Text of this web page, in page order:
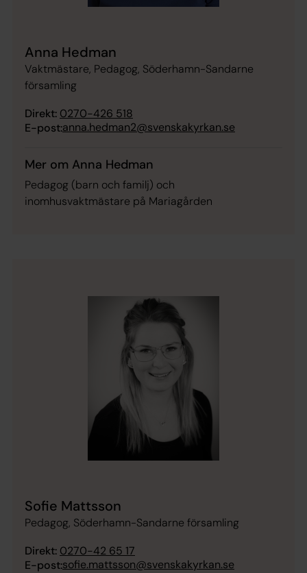
Anna Hedman
Vaktmästare, Pedagog, Söderhamn-Sandarne
församling
Direkt: 0270-426 518
E-post:anna.hedman2@svenskakyrkan.se
Mer om Anna Hedman
Pedagog (barn och familj) och
inomhusvaktmästare på Mariagården
Sofie Mattsson
Pedagog, Söderhamn-Sandarne församling
Direkt: 0270-42 65 17
E-post:sofie.mattsson@svenskakyrkan.se